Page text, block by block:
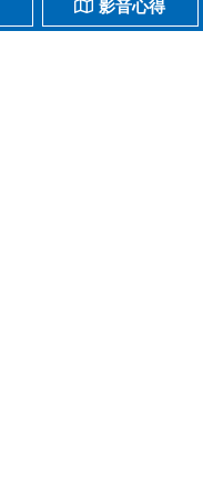
影音心得